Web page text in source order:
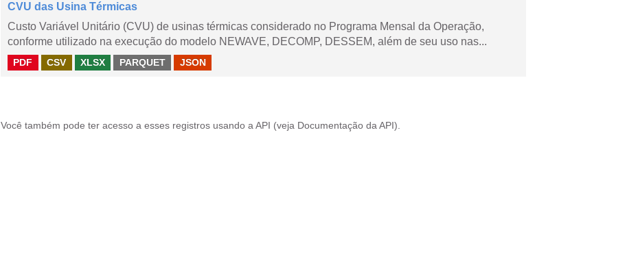
CVU das Usina Térmicas
Custo Variável Unitário (CVU) de usinas térmicas considerado no Programa Mensal da Operação,
conforme utilizado na execução do modelo NEWAVE, DECOMP, DESSEM, além de seu uso nas...
PDF CSV XLSX PARQUET JSON
Você também pode ter acesso a esses registros usando a API (veja Documentação da API ).